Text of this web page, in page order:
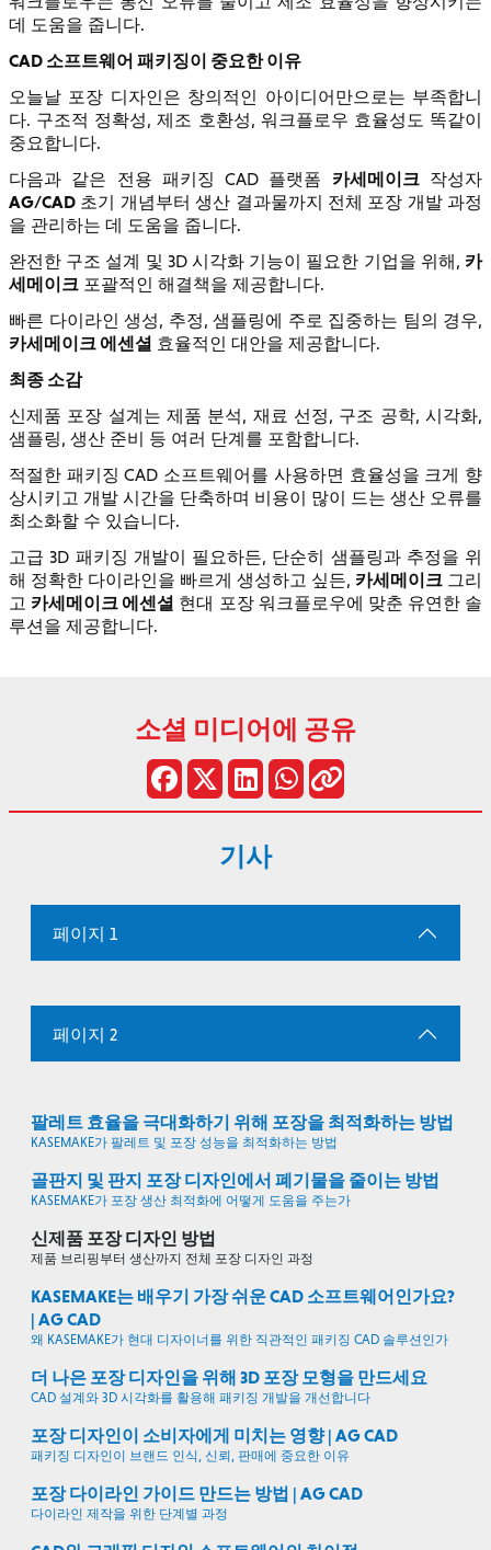
데 도움을 줍니다.
CAD 소프트웨어 패키징이 중요한 이유
오늘날 포장 디자인은 창의적인 아이디어만으로는 부족합니
다. 구조적 정확성, 제조 호환성, 워크플로우 효율성도 똑같이
중요합니다.
다음과 같은 전용 패키징 CAD 플랫폼 카세메이크작성자
AG/CAD 초기 개념부터 생산 결과물까지 전체 포장 개발 과정
을 관리하는 데 도움을 줍니다.
완전한 구조 설계 및 3D 시각화 기능이 필요한 기업을 위해, 카
세메이크 포괄적인 해결책을 제공합니다.
빠른 다이라인 생성, 추정, 샘플링에 주로 집중하는 팀의 경우,
카세메이크 에센셜 효율적인 대안을 제공합니다.
최종 소감
신제품 포장 설계는 제품 분석, 재료 선정, 구조 공학, 시각화,
샘플링, 생산 준비 등 여러 단계를 포함합니다.
적절한 패키징 CAD 소프트웨어를 사용하면 효율성을 크게 향
상시키고 개발 시간을 단축하며 비용이 많이 드는 생산 오류를
최소화할 수 있습니다.
고급 3D 패키징 개발이 필요하든, 단순히 샘플링과 추정을 위
해 정확한 다이라인을 빠르게 생성하고 싶든, 카세메이크 그리
고 카세메이크 에센셜 현대 포장 워크플로우에 맞춘 유연한 솔
루션을 제공합니다.
소셜 미디어에 공유
기사
페이지 1
페이지 2
팔레트 효율을 극대화하기 위해 포장을 최적화하는 방법
KASEMAKE가 팔레트 및 포장 성능을 최적화하는 방법
골판지 및 판지 포장 디자인에서 폐기물을 줄이는 방법
KASEMAKE가 포장 생산 최적화에 어떻게 도움을 주는가
신제품 포장 디자인 방법
제품 브리핑부터 생산까지 전체 포장 디자인 과정
KASEMAKE는 배우기 가장 쉬운 CAD 소프트웨어인가요?
| AG CAD
왜 KASEMAKE가 현대 디자이너를 위한 직관적인 패키징 CAD 솔루션인가
더 나은 포장 디자인을 위해 3D 포장 모형을 만드세요
CAD 설계와 3D 시각화를 활용해 패키징 개발을 개선합니다
포장 디자인이 소비자에게 미치는 영향 | AG CAD
패키징 디자인이 브랜드 인식, 신뢰, 판매에 중요한 이유
포장 다이라인 가이드 만드는 방법 | AG CAD
다이라인 제작을 위한 단계별 과정